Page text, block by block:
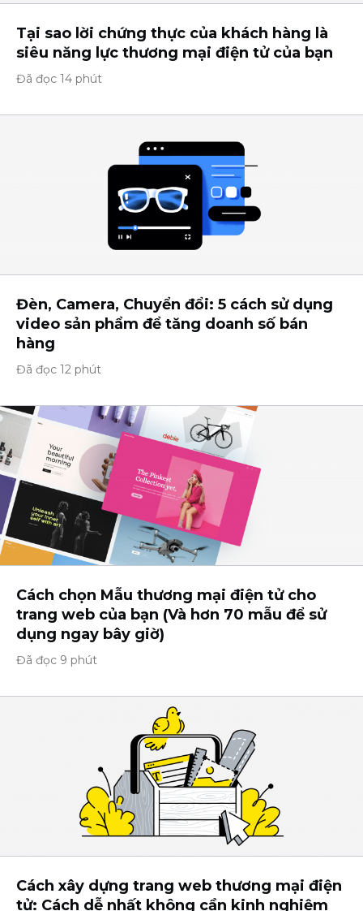
Tại sao lời chứng thực của khách hàng là
siêu năng lực thương mại điện tử của bạn
Đã đọc 14 phút
Đèn, Camera, Chuyển đổi: 5 cách sử dụng
video sản phẩm để tăng doanh số bán
hàng
Đã đọc 12 phút
Cách chọn Mẫu thương mại điện tử cho
trang web của bạn (Và hơn 70 mẫu để sử
dụng ngay bây giờ)
Đã đọc 9 phút
Cách xây dựng trang web thương mại điện
tử: Cách dễ nhất không cần kinh nghiệm